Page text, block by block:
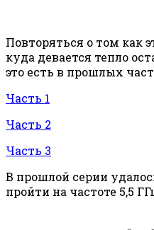
Повторяться о том как
куда девается тепло
это есть в прошлых
Часть 1
Часть 2
Часть 3
В прошлой серии
пройти на частоте 5,5